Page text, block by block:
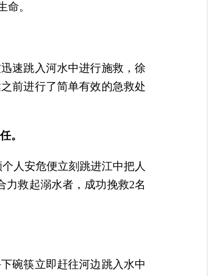
。
速跳入河水中进行施救，徐
前进行了简单有效的急救处
。
人安危便立刻跳进江中把人
救起溺水者，成功挽救2名
碗筷立即赶往河边跳入水中